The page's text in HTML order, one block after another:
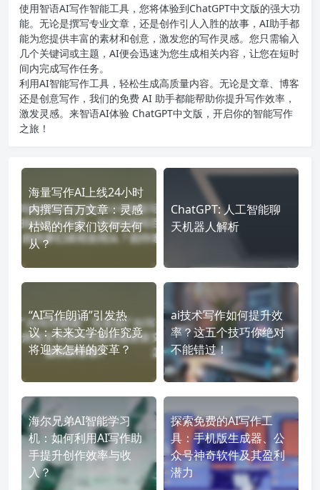
使用智语AI写作智能工具，您将体验到ChatGPT中文版的强大功
能。无论是撰写专业文章，还是创作引人入胜的故事，AI助手都
能为您提供丰富的素材和创意，激发您的写作灵感。您只需输入
几个关键词或主题，AI便会迅速为您生成相关内容，让您在短时
间内完成写作任务。
利用AI智能写作工具，轻松生成高质量内容。无论是文章、博客
还是创意写作，我们的免费 AI 助手都能帮助你提升写作效率，
激发灵感。来智语AI体验 ChatGPT中文版 ，开启你的智能写作
之旅！
海量写作AI上线24小时
内撰写百万文章：灵感
枯竭的作家们该何去何
从？
ChatGPT: 人工智能聊
天机器人解析
“AI写作朗诵”引发热
议：未来文学创作究竟
将迎来怎样的变革？
ai技术写作如何提升效
率？这五个技巧你绝对
不能错过！
海尔兄弟AI智能学习
机：如何利用AI写作助
手提升创作效率与收
入？
探索免费的AI写作工
具：手机版生成器、公
众号神奇软件及其盈利
潜力